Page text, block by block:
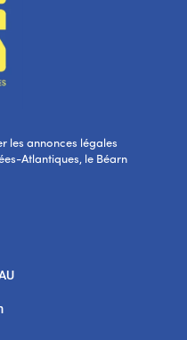
les annonces légales
Atlantiques, le Béarn